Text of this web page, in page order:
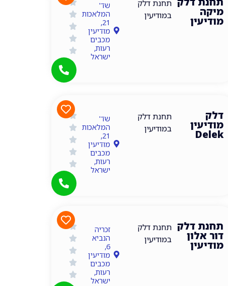
מיקה
מודיעין
תחנת דלק
במודיעין
שד'
המלאכות
21,
מודיעין
מכבים
רעות,
ישראל
תחנות דלק במודיעין
דלק
מודיעין
Delek
תחנת דלק
במודיעין
שד'
המלאכות
21,
מודיעין
מכבים
רעות,
ישראל
תחנות דלק במודיעין
תחנת דלק
דור אלון
מודיעין
תחנת דלק
במודיעין
זכריה
הנביא
6,
מודיעין
מכבים
רעות,
ישראל